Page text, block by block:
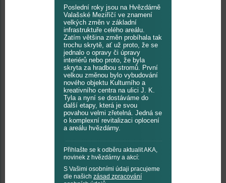
Poslední roky jsou na Hvězdárně
Valašské Meziříčí ve znamení
velkých změn v základní
infrastruktuře celého areálu.
Zatím většina změn probíhala tak
trochu skrytě, ať už proto, že se
jednalo o opravy či úpravy
interiérů nebo proto, že byla
skryta za hradbou stromů. První
velkou změnou bylo vybudování
nového objektu Kulturního a
kreativního centra na ulici J. K.
Tyla a nyní se dostáváme do
další etapy, která je svou
povahou velmi zřetelná. Jedná se
o komplexní revitalizaci oplocení
a areálu hvězdárny.
Přihlašte se k odběru aktualit AKA,
novinek z hvězdárny a akcí:
S Vašimi osobními údaji pracujeme
dle našich zásad zpracování